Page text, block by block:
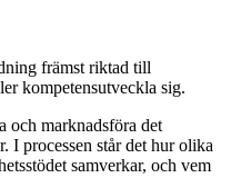
främst riktad till
kompetensutveckla sig.
och marknadsföra det
I processen står det hur olika
samverkar, och vem